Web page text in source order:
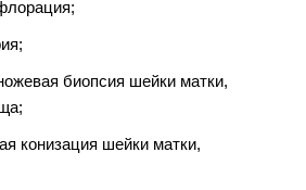
биопсия шейки матки,
конизация шейки матки,